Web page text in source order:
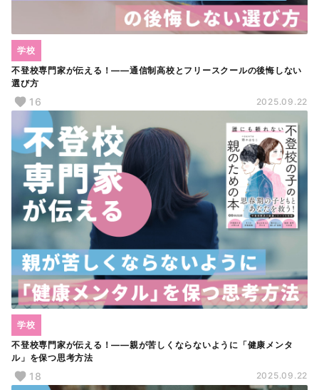
不登校専門家が伝える！――通信制高校とフリースクールの後悔しない
選び方
学校
16 2025.09.22
不登校専門家が伝える！――親が苦しくならないように「健康メンタ
ル」を保つ思考方法
学校
18 2025.09.22